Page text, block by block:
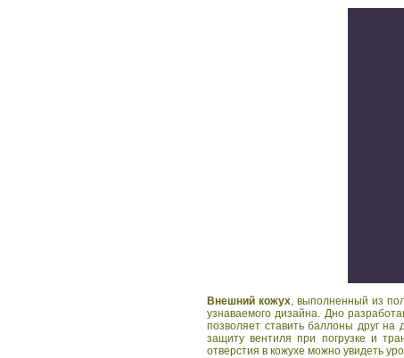
Внешний кожух , выполненный из
узнаваемого дизайна. Дно
позволяет ставить баллоны друг на
защиту вентиля при погрузке и
отверстия в кожухе можно увидеть